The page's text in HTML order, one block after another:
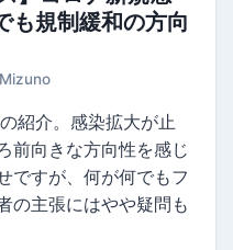
も規制緩和の方向
紹介。感染拡大が止
前向きな方向性を感じ
ですが、何が何でもフ
の主張にはやや疑問も